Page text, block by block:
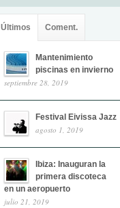
Últimos Coment.
Mantenimiento
piscinas en invierno
septiembre 28, 2019
Festival Eivissa Jazz
agosto 1, 2019
Ibiza: Inauguran la
primera discoteca
en un aeropuerto
julio 21, 2019